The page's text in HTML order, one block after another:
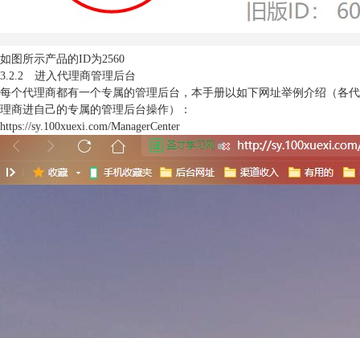
如图所示产品的ID为2560
3.2.2 进入代理商管理后台
每个代理商都有一个专属的管理后台，本手册以如下网址举例介绍（各代
理商进自己的专属的管理后台操作）：
https://sy.100xuexi.com/ManagerCenter